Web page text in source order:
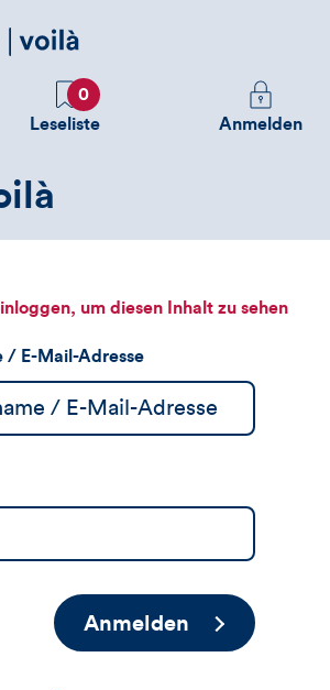
Favoriten
0
Leseliste
Melden
Sie
sehen
Anmelden
um diesen Inhalt zu sehen
/ E-Mail-Adresse
Anmelden